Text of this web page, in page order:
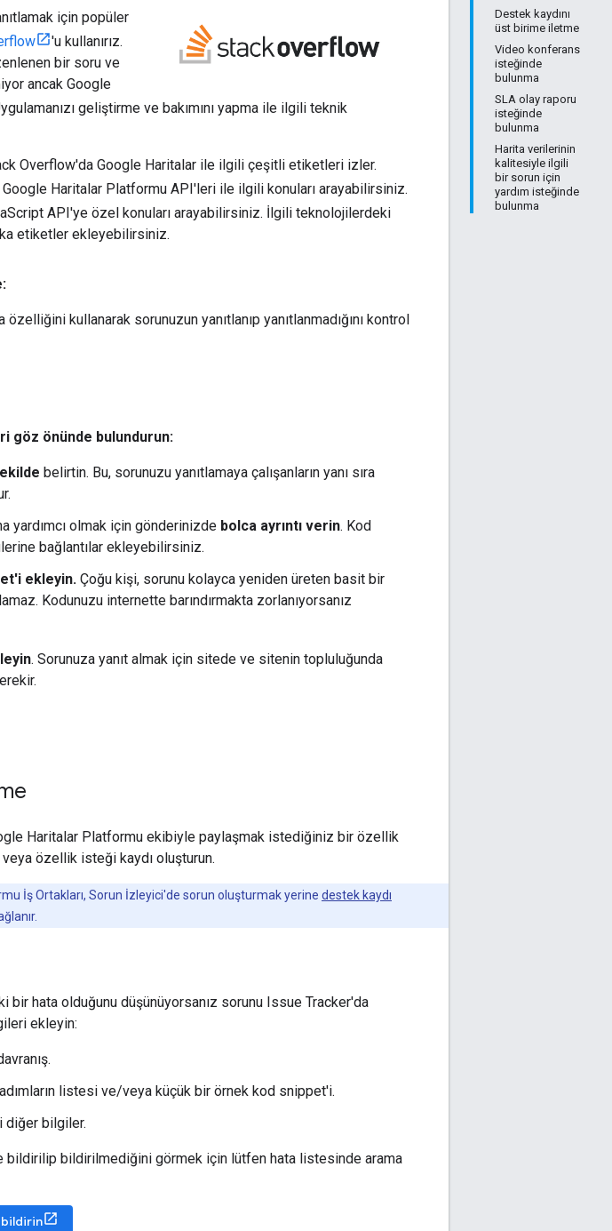
Destek kaydını
üst birime iletme
Video konferans
isteğinde
bulunma
SLA olay raporu
isteğinde
bulunma
Harita verilerinin
kalitesiyle ilgili
bir sorun için
yardım isteğinde
bulunma
için popüler
'u kullanırız.
bir soru ve
ancak Google
geliştirme ve bakımını yapma ile ilgili teknik
Overflow'da Google Haritalar ile ilgili çeşitli etiketleri izler.
Haritalar Platformu API'leri ile ilgili konuları arayabilirsiniz.
API'ye özel konuları arayabilirsiniz. İlgili teknolojilerdeki
etiketler ekleyebilirsiniz.
kullanarak sorunuzun yanıtlanıp yanıtlanmadığını kontrol
göz önünde bulundurun:
belirtin. Bu, sorunuzu yanıtlamaya çalışanların yanı sıra
yardımcı olmak için gönderinizde bolca ayrıntı verin. Kod
bağlantılar ekleyebilirsiniz.
ekleyin. Çoğu kişi, sorunu kolayca yeniden üreten basit bir
Kodunuzu internette barındırmakta zorlanıyorsanız
. Sorunuza yanıt almak için sitede ve sitenin topluluğunda
Haritalar Platformu ekibiyle paylaşmak istediğiniz bir özellik
veya özellik isteği kaydı oluşturun.
İş Ortakları, Sorun İzleyici'de sorun oluşturmak yerine destek kaydı
hata olduğunu düşünüyorsanız sorunu Issue Tracker'da
ekleyin:
listesi ve/veya küçük bir örnek kod snippet'i.
diğer bilgiler.
bildirilip bildirilmediğini görmek için lütfen hata listesinde arama
bildirin